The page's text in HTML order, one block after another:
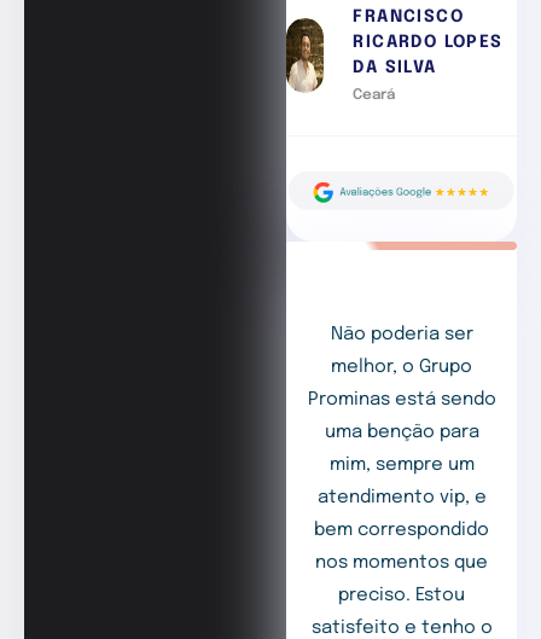
FRANCISCO
RICARDO LOPES
DA SILVA
Ceará
Não poderia ser
melhor, o Grupo
Prominas está sendo
uma benção para
mim, sempre um
atendimento vip, e
bem correspondido
nos momentos que
preciso. Estou
satisfeito e tenho o